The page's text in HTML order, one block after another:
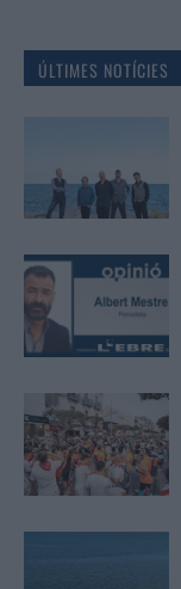
ÚLTIMES NOTÍCIES